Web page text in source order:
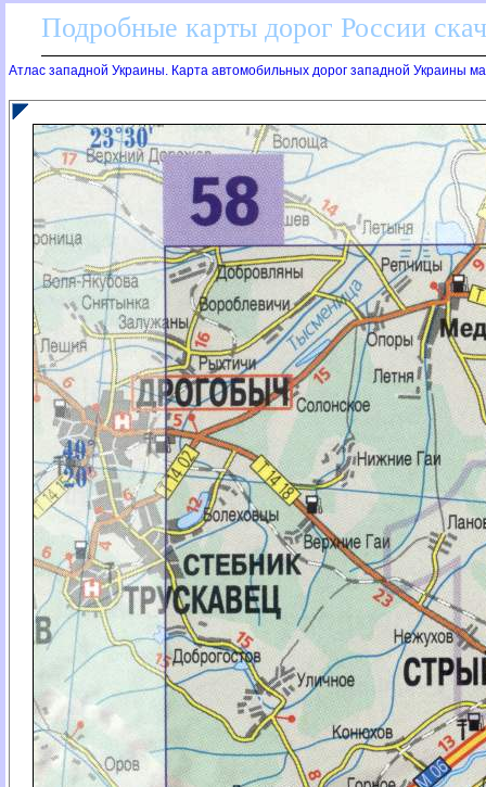
Подробные карты дорог России
Атлас западной Украины. Карта автомобильных дорог западной Украины